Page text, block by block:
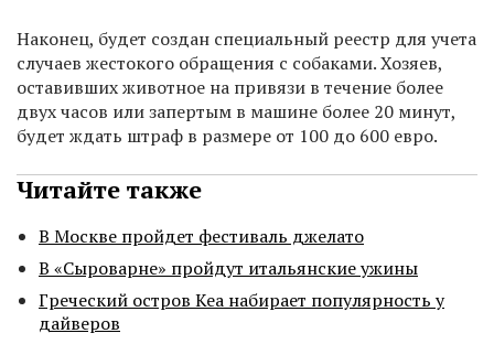
Наконец, будет создан специальный реестр для учета
случаев жестокого обращения с собаками. Хозяев,
оставивших животное на привязи в течение более
двух часов или запертым в машине более 20 минут,
будет ждать штраф в размере от 100 до 600 евро.
Читайте также
В Москве пройдет фестиваль джелато
В «Сыроварне» пройдут итальянские ужины
Греческий остров Кеа набирает популярность у
дайверов